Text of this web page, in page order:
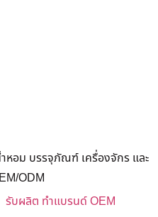
อม บรรจุภัณฑ์ เครื่องจักร และ
ODM
รับผลิต ทำแบรนด์ OEM